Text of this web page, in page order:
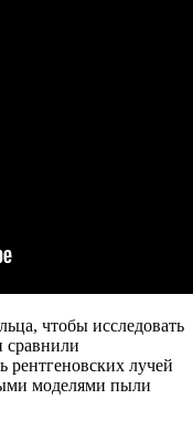
чтобы исследовать
сравнили
рентгеновских лучей
моделями пыли